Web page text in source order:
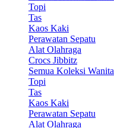
Topi
Tas
Kaos Kaki
Perawatan Sepatu
Alat Olahraga
Crocs Jibbitz
Semua Koleksi Wanita
Topi
Tas
Kaos Kaki
Perawatan Sepatu
Alat Olahraga